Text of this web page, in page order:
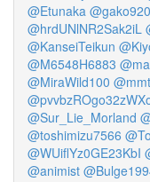
@Etunaka @gako920
@hrdUNlNR2Sak2iL
@KanseiTeikun
@M6548H6883
@MiraWild100
@Sur_Lie_Morland
@toshimizu7566
@WUiflYz0GE23KbI
@animist